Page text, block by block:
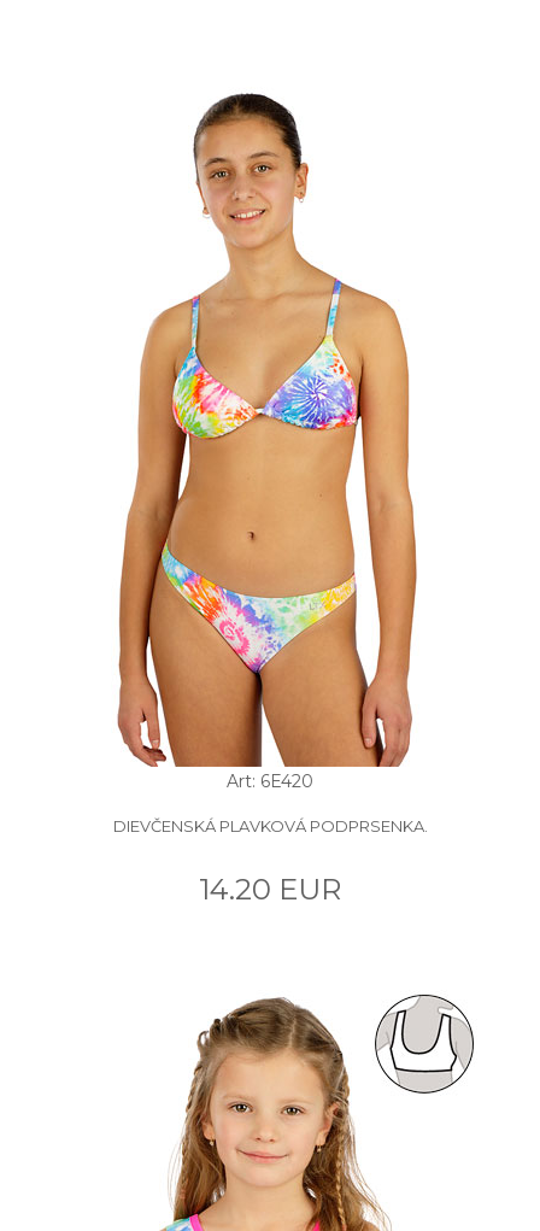
Art: 6E420
DIEVČENSKÁ PLAVKOVÁ PODPRSENKA.
14.20 EUR